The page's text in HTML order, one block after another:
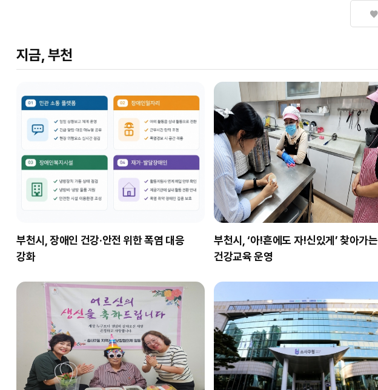
지금, 부천
부천시, 장애인 건강·안전 위한 폭염 대응
강화
부천시, ‘아!흔에도 자!신있게’ 찾아가는
건강교육 운영